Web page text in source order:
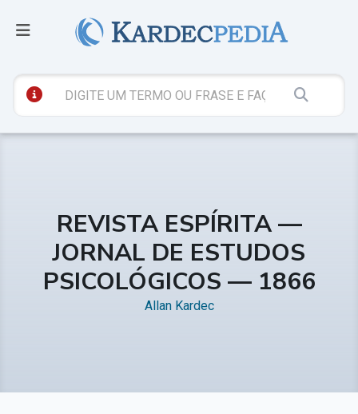
REVISTA ESPÍRITA —
JORNAL DE ESTUDOS
PSICOLÓGICOS — 1866
Allan Kardec